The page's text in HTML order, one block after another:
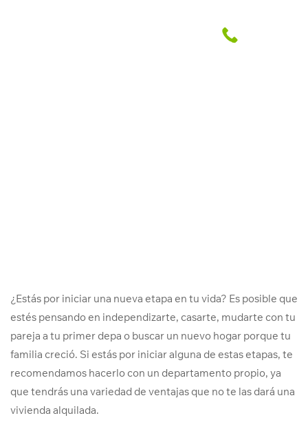
¿Estás por iniciar una nueva etapa en tu vida? Es posible que
estés pensando en independizarte, casarte, mudarte con tu
pareja a tu primer depa o buscar un nuevo hogar porque tu
familia creció. Si estás por iniciar alguna de estas etapas, te
recomendamos hacerlo con un departamento propio, ya
que tendrás una variedad de ventajas que no te las dará una
vivienda alquilada.